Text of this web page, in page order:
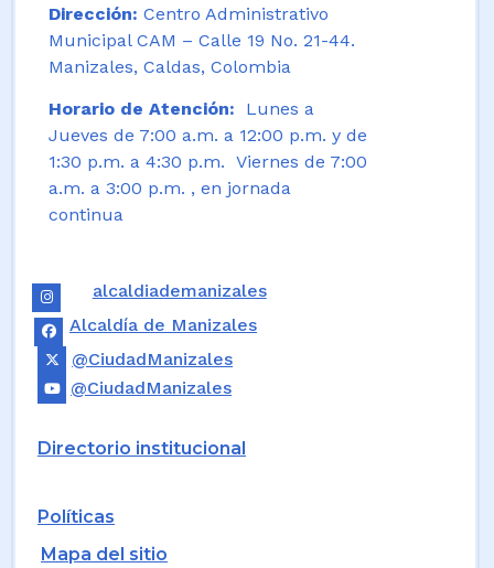
Dirección: Centro Administrativo
Municipal CAM – Calle 19 No. 21-44.
Manizales, Caldas, Colombia
Horario de Atención: Lunes a
Jueves de 7:00 a.m. a 12:00 p.m. y de
1:30 p.m. a 4:30 p.m. Viernes de 7:00
a.m. a 3:00 p.m. , en jornada
continua
alcaldiademanizales
Alcaldía de Manizales
@CiudadManizales
@CiudadManizales
Directorio institucional
Políticas
Mapa del sitio